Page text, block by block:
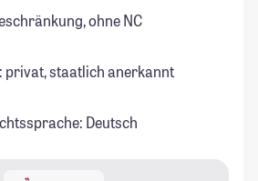
ohne NC
privat, staatlich anerkannt
Deutsch